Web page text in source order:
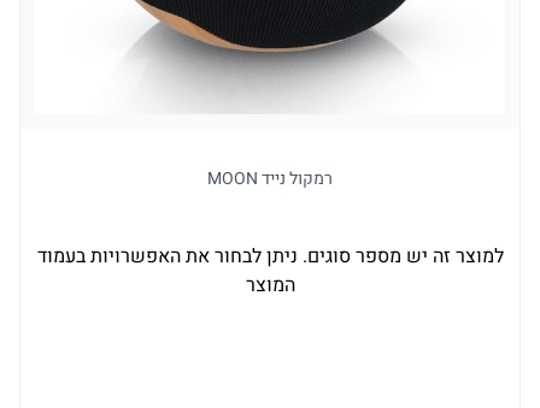
רמקול נייד MOON
למוצר זה יש מספר סוגים. ניתן לבחור את האפשרויות בעמוד
המוצר